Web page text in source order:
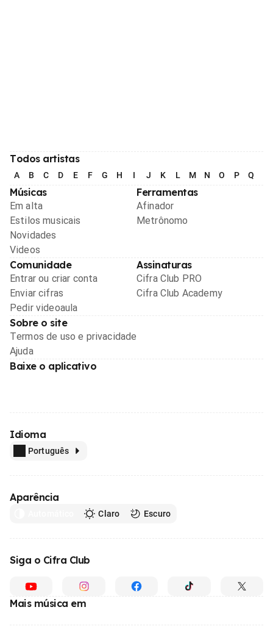
Todos artistas
A B C D E F G H I J K L M N O P Q
Músicas
Em alta
Estilos musicais
Novidades
Videos
Ferramentas
Afinador
Metrônomo
Comunidade
Entrar ou criar conta
Enviar cifras
Pedir videoaula
Assinaturas
Cifra Club PRO
Cifra Club Academy
Sobre o site
Termos de uso e privacidade
Ajuda
Baixe o aplicativo
Idioma
Português
Aparência
Claro Escuro
Siga o Cifra Club
Mais música em